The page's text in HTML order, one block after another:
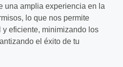
una amplia experiencia en la
lo que nos permite
eficiente, minimizando los
el éxito de tu